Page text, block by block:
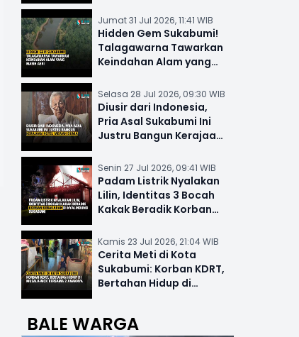
Jumat 31 Jul 2026, 11:41 WIB
Hidden Gem Sukabumi!
Talagawarna Tawarkan
Keindahan Alam yang
Selasa 28 Jul 2026, 09:30 WIB
Diusir dari Indonesia,
Pria Asal Sukabumi Ini
Justru Bangun Kerajaan
Senin 27 Jul 2026, 09:41 WIB
Padam Listrik Nyalakan
Lilin, Identitas 3 Bocah
Kakak Beradik Korban
Kamis 23 Jul 2026, 21:04 WIB
Cerita Meti di Kota
Sukabumi: Korban KDRT,
Bertahan Hidup di
BALE WARGA